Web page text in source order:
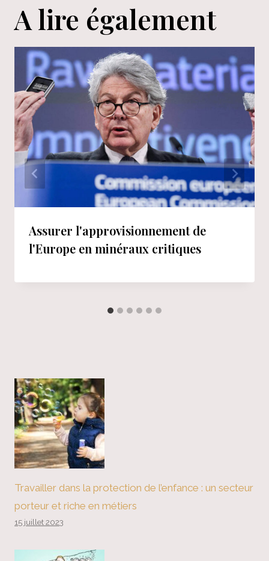
A lire également
Assurer l'approvisionnement de
l'Europe en minéraux critiques
Travailler dans la protection de l’enfance : un secteur
porteur et riche en métiers
15 juillet 2023